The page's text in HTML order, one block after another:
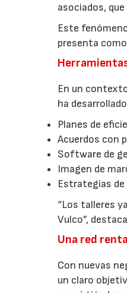
asociados,
Este
presenta
En un
ha
Planes de
Acuerdos con
Software de
Imagen de
Estrategias
“Los talleres
Vulco”,
Una red
Con nuevas
un claro